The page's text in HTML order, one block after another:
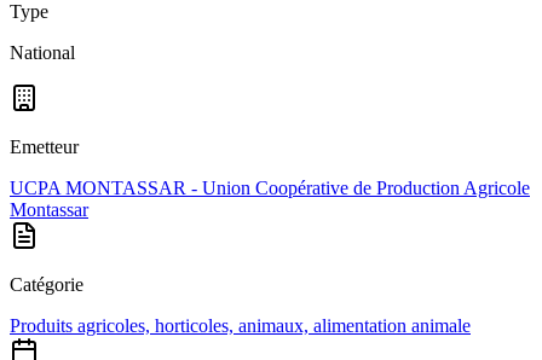
Type
National
Emetteur
UCPA MONTASSAR - Union Coopérative de Production Agricole
Montassar
Catégorie
Produits agricoles, horticoles, animaux, alimentation animale